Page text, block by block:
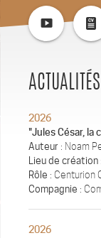
smart_display
ACTUALITÉS
2026
"Jules César, la
Auteur : Noam
Lieu de création
Rôle : Centurion
Compagnie :
2026